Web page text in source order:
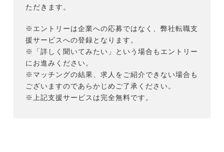
ただきます。
※エントリーは企業への応募ではなく、弊社転職支
援サービスへの登録となります。
※「詳しく聞いてみたい」という場合もエントリー
にお進みください。
※マッチングの結果、求人をご紹介できない場合も
ございますのであらかじめご了承ください。
※上記支援サービスは完全無料です。